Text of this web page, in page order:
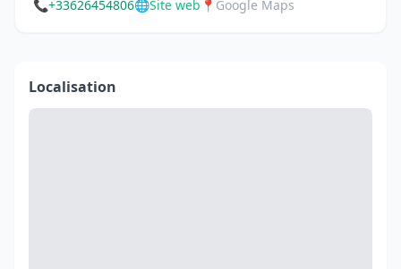
📞+33626454806🌐Site web 📍 Google Maps
Localisation